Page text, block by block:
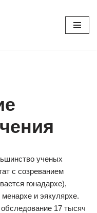
ученых
с созреванием
гонадархе),
и эякулярхе.
17 тысяч